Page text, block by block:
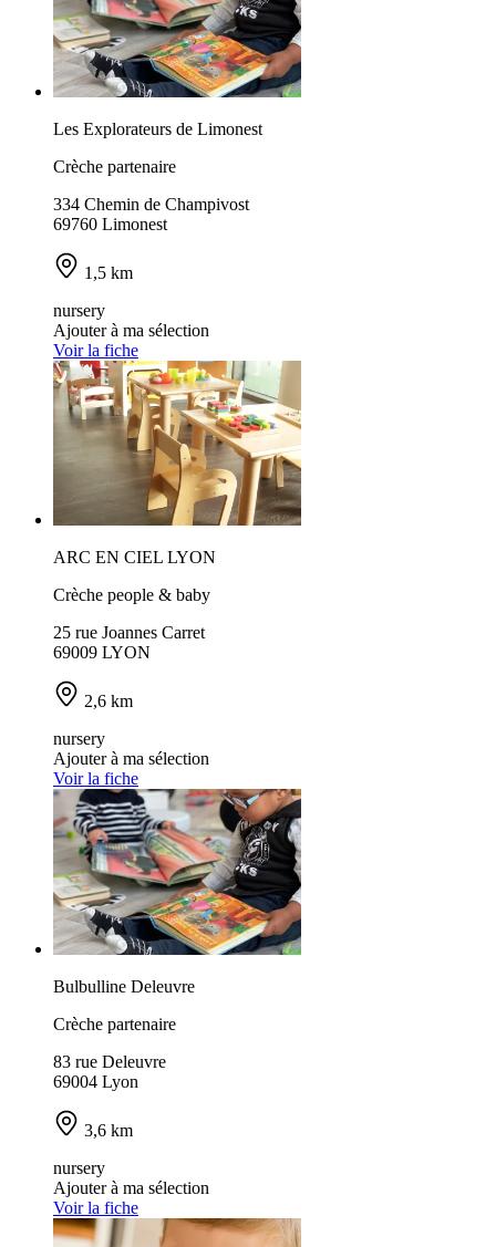
Les Explorateurs de Limonest
Crèche partenaire
334 Chemin de Champivost
69760 Limonest
1,5 km
nursery
Ajouter à ma sélection
Voir la fiche
ARC EN CIEL LYON
Crèche people & baby
25 rue Joannes Carret
69009 LYON
2,6 km
nursery
Ajouter à ma sélection
Voir la fiche
Bulbulline Deleuvre
Crèche partenaire
83 rue Deleuvre
69004 Lyon
3,6 km
nursery
Ajouter à ma sélection
Voir la fiche